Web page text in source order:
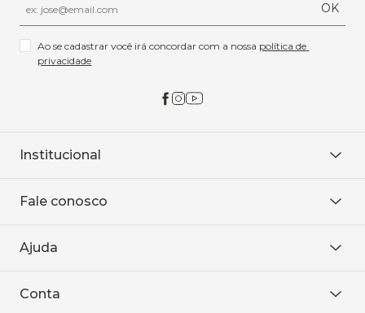
OK
Ao se cadastrar você irá concordar com a nossa política de
privacidade
Institucional
Onde encontrar
Baixe o APP
Fale conosco
WhatsApp
Ajuda
Política de entrega
Conta